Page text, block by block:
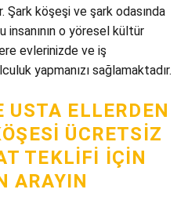
Şark köşeşi ve şark odasında
insanının o yöresel kültür
evlerinizde ve iş
yapmanızı sağlamaktadır.
USTA ELLERDEN
ÜCRETSIZ
TEKLIFI İÇIN
ARAYIN